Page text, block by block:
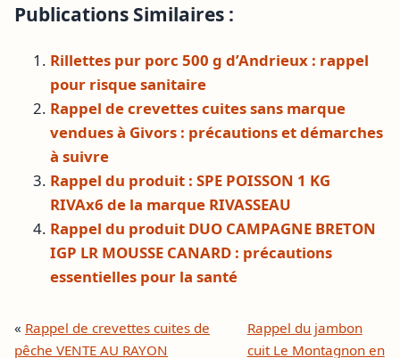
Publications Similaires :
Rillettes pur porc 500 g d’Andrieux : rappel
pour risque sanitaire
Rappel de crevettes cuites sans marque
vendues à Givors : précautions et démarches
à suivre
Rappel du produit : SPE POISSON 1 KG
RIVAx6 de la marque RIVASSEAU
Rappel du produit DUO CAMPAGNE BRETON
IGP LR MOUSSE CANARD : précautions
essentielles pour la santé
« Rappel de crevettes cuites de
pêche VENTE AU RAYON
Rappel du jambon
cuit Le Montagnon en